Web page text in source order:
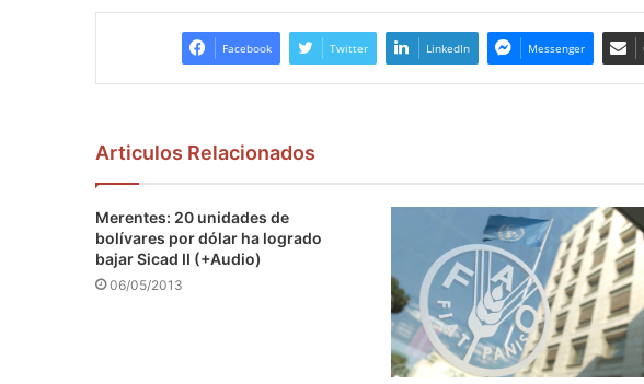
Facebook Twitter LinkedIn Messenger
Articulos Relacionados
Merentes: 20 unidades de
bolívares por dólar ha logrado
bajar Sicad II (+Audio)
06/05/2013